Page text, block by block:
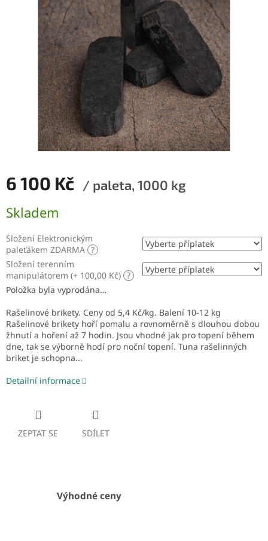
6 100 Kč / paleta, 1000 kg
cena:
Skladem
Složení Elektronickým
paleťákem ZDARMA ?
Složení terenním
manipulátorem (+ 100,00 Kč) ?
Položka byla vyprodána…
Rašelinové brikety. Ceny od 5,4 Kč/kg. Balení 10-12 kg
Rašelinové brikety hoří pomalu a rovnoměrně s dlouhou dobou
žhnutí a hoření až 7 hodin. Jsou vhodné jak pro topení během
dne, tak se výborně hodí pro noční topení. Tuna rašelinných
briket je schopna...
Detailní informace
ZEPTAT SE SDÍLET
Výhodné ceny